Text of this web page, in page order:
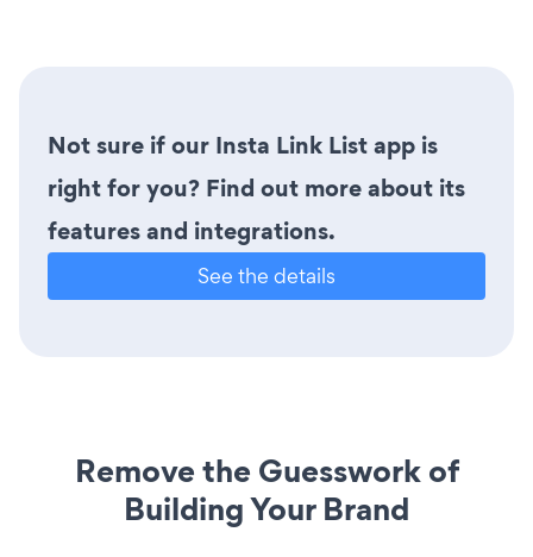
Not sure if our Insta Link List app is
right for you? Find out more about its
features and integrations.
See the details
Remove the Guesswork of
Building Your Brand